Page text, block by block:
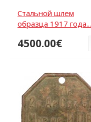
Стальной шлем
образца 1917 года...
4500.00€